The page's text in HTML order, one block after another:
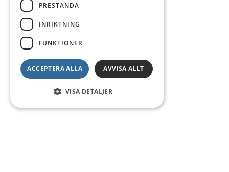
PRESTANDA
INRIKTNING
FUNKTIONER
ACCEPTERA ALLA AVVISA ALLT
VISA DETALJER